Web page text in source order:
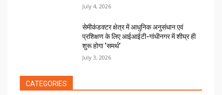
July 4, 2026
सेमीकंडक्टर क्षेत्र में आधुनिक अनुसंधान एवं
प्रशिक्षण के लिए आईआईटी-गांधीनगर में शीघ्र ही
शुरू होगा ‘समर्थ’
July 3, 2026
CATEGORIES